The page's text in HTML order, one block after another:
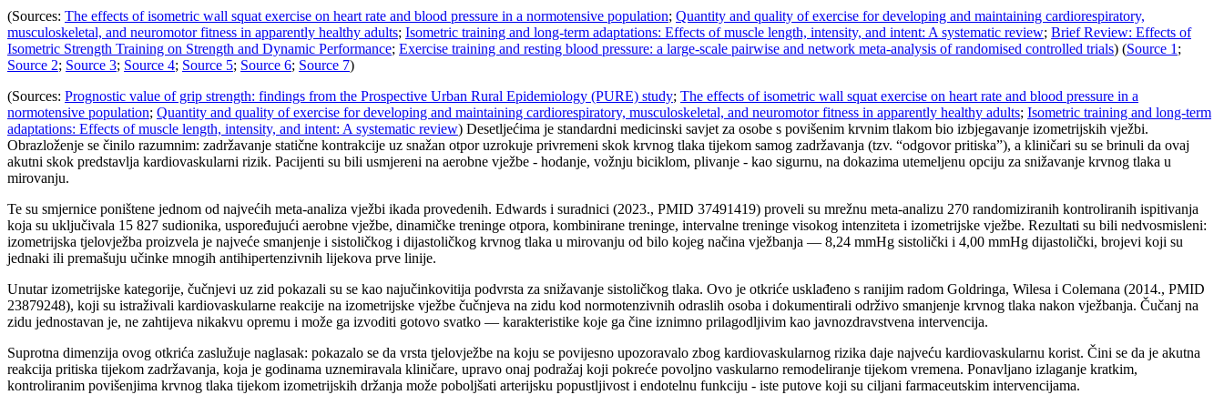
(Sources: The effects of isometric wall squat exercise on heart rate and blood pressure in a normotensive population; Quantity and quality of exercise for developing and maintaining cardiorespiratory,
musculoskeletal, and neuromotor fitness in apparently healthy adults; Isometric training and long-term adaptations: Effects of muscle length, intensity, and intent: A systematic review; Brief Review: Effects of
Isometric Strength Training on Strength and Dynamic Performance; Exercise training and resting blood pressure: a large-scale pairwise and network meta-analysis of randomised controlled trials) (Source 1;
Source 2; Source 3; Source 4; Source 5; Source 6; Source 7)
(Sources: Prognostic value of grip strength: findings from the Prospective Urban Rural Epidemiology (PURE) study; The effects of isometric wall squat exercise on heart rate and blood pressure in a
normotensive population; Quantity and quality of exercise for developing and maintaining cardiorespiratory, musculoskeletal, and neuromotor fitness in apparently healthy adults; Isometric training and long-term
adaptations: Effects of muscle length, intensity, and intent: A systematic review) Desetljećima je standardni medicinski savjet za osobe s povišenim krvnim tlakom bio izbjegavanje izometrijskih vježbi.
Obrazloženje se činilo razumnim: zadržavanje statične kontrakcije uz snažan otpor uzrokuje privremeni skok krvnog tlaka tijekom samog zadržavanja (tzv. “odgovor pritiska”), a kliničari su se brinuli da ovaj
akutni skok predstavlja kardiovaskularni rizik. Pacijenti su bili usmjereni na aerobne vježbe - hodanje, vožnju biciklom, plivanje - kao sigurnu, na dokazima utemeljenu opciju za snižavanje krvnog tlaka u
mirovanju.
Te su smjernice poništene jednom od najvećih meta-analiza vježbi ikada provedenih. Edwards i suradnici (2023., PMID 37491419) proveli su mrežnu meta-analizu 270 randomiziranih kontroliranih ispitivanja
koja su uključivala 15 827 sudionika, uspoređujući aerobne vježbe, dinamičke treninge otpora, kombinirane treninge, intervalne treninge visokog intenziteta i izometrijske vježbe. Rezultati su bili nedvosmisleni:
izometrijska tjelovježba proizvela je najveće smanjenje i sistoličkog i dijastoličkog krvnog tlaka u mirovanju od bilo kojeg načina vježbanja — 8,24 mmHg sistolički i 4,00 mmHg dijastolički, brojevi koji su
jednaki ili premašuju učinke mnogih antihipertenzivnih lijekova prve linije.
Unutar izometrijske kategorije, čučnjevi uz zid pokazali su se kao najučinkovitija podvrsta za snižavanje sistoličkog tlaka. Ovo je otkriće usklađeno s ranijim radom Goldringa, Wilesa i Colemana (2014., PMID
23879248), koji su istraživali kardiovaskularne reakcije na izometrijske vježbe čučnjeva na zidu kod normotenzivnih odraslih osoba i dokumentirali održivo smanjenje krvnog tlaka nakon vježbanja. Čučanj na
zidu jednostavan je, ne zahtijeva nikakvu opremu i može ga izvoditi gotovo svatko — karakteristike koje ga čine iznimno prilagodljivim kao javnozdravstvena intervencija.
Suprotna dimenzija ovog otkrića zaslužuje naglasak: pokazalo se da vrsta tjelovježbe na koju se povijesno upozoravalo zbog kardiovaskularnog rizika daje najveću kardiovaskularnu korist. Čini se da je akutna
reakcija pritiska tijekom zadržavanja, koja je godinama uznemiravala kliničare, upravo onaj podražaj koji pokreće povoljno vaskularno remodeliranje tijekom vremena. Ponavljano izlaganje kratkim,
kontroliranim povišenjima krvnog tlaka tijekom izometrijskih držanja može poboljšati arterijsku popustljivost i endotelnu funkciju - iste putove koji su ciljani farmaceutskim intervencijama.